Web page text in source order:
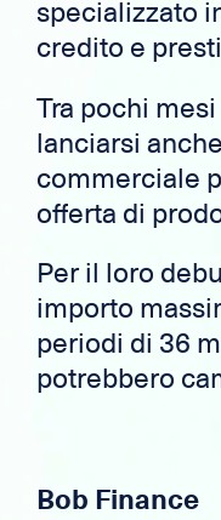
specializzato
credito e
Tra pochi
lanciarsi
commerciale
offerta di
Per il loro
importo
periodi di 36
potrebbero
Bob Finance